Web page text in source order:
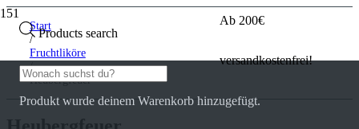
Products search
Ab 200€
versandkostenfrei!
Produkt wurde deinem Warenkorb hinzugefügt.
Start
/
Fruchtliköre
/
Heubergfeuer